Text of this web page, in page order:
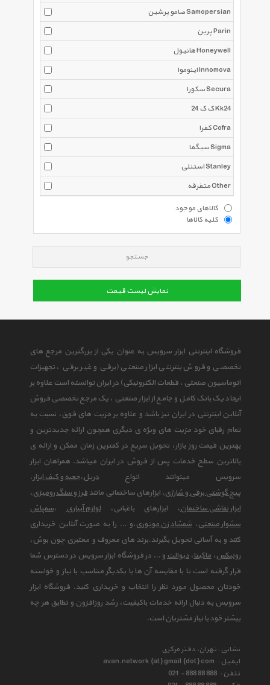
صامو پرشین Samopersian
پرین Parin
هانیول Honeywell
اینوموا Innomova
سکورا Secura
ک ک 24 Kk24
کفرا Cofra
سیگما Sigma
استنلی Stanley
متفرقه Other
کالاهای موجود
کلیه کالاها
جستجو
نمایش لیست قیمت
فروشگاه اینترنتی ابزار سرویس به عنوان یکی از بزرگترین مرجع های
تخصصی و فروش ینترنتی ابزار صنعتی (برقی و غیر برقی ، تجهیزات
اتوماسیون صنعتی ، قطعات الکترونیکی) در ایران توانسته است علاوه بر
ایجاد یک بانک کامل و جامع از ابزار صنعتی ، یک مرجع تخصصی فروش
آنلاین اینترنتی در ایران نیز باشد و علاوه بر مزیت های فوق، نسبت به
تمام رقبای خود مزیت های ویژه ی دیگری همچون ارائه جدیدترین و
بهترین قیمت روز بازار، تحویل سریع در کمترین زمان ممکن و ارائه ی
بالاترین سطح خدمات پس از فروش در ایران میباشد. همراهان ابزار
سرویس میتوانند انواع دریل،جعبه و کیف ابزار،
پیچ گوشتی برقی و شارژی، ابزارهای ساختمانی مانند فرز و سنگ رومیزی،
ابزار نقاشی ساختمان، ابزارهای باغبانی،لوازم آبیاری ،سمپاش
سشوار صنعتی،شمشاد زن موتوری،و ... را به صورت آنلاین خریداری
کنند و به آسانی تحویل بگیرند.برند های معروف و معتبری چون بوش،
رونیکس،ماکیتا،دیوالتو ... در فروشگاه ابزار سرویس در دسترس شما
قرار گرفته است تا با مقایسه آن ها با یکدیگر متناسب با نیاز و خواسته
خودتان محصول مورد نظر را انتخاب و خریداری کنید. فروشگاه ابزار
سرویس به دنبال ارائه خدمات باکیفیت، رشد روزافزون و تطابق هر چه
بیشتر خود با نیاز مشتریان است.
نشانی : تهران، دفتر مرکزی
ایمیل : avan.network {at} gmail {dot} com
تلفن : 021 - 888 88 888